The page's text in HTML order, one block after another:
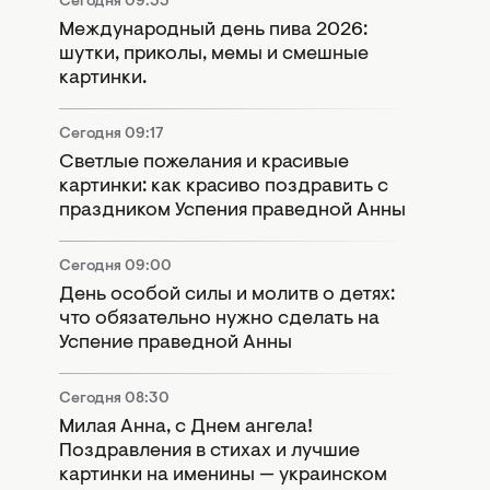
Международный день пива 2026:
шутки, приколы, мемы и смешные
картинки.
Сегодня 09:17
Светлые пожелания и красивые
картинки: как красиво поздравить с
праздником Успения праведной Анны
Сегодня 09:00
День особой силы и молитв о детях:
что обязательно нужно сделать на
Успение праведной Анны
Сегодня 08:30
Милая Анна, с Днем ангела!
Поздравления в стихах и лучшие
картинки на именины — украинском